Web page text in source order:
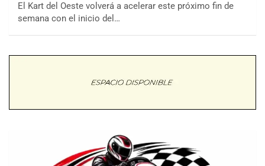
El Kart del Oeste volverá a acelerar este próximo fin de
semana con el inicio del…